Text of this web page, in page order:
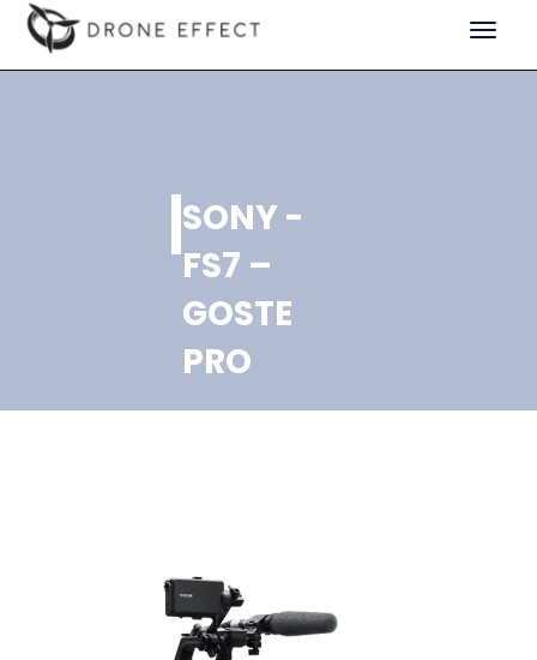
Toggle
SONY -
FS7 –
GOSTE
PRO